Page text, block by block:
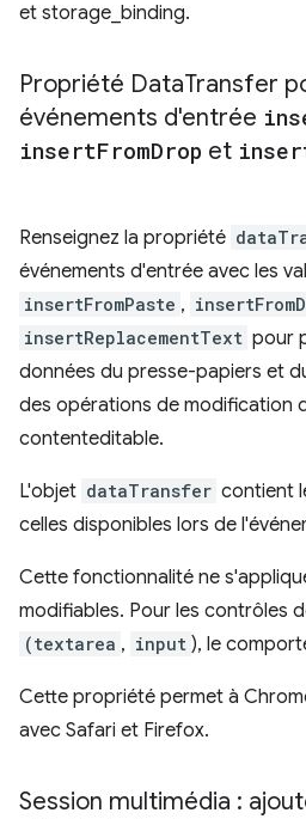
et storage_binding.
Propriété DataTransfer
événements d'entrée
insertFromDrop et
Renseignez la propriété
événements d'entrée avec les
insertFromPaste ,
insertReplacementText pour
données du presse-papiers et
des opérations de modification
contenteditable.
L'objet dataTransfer contient
celles disponibles lors de
Cette fonctionnalité ne
modifiables. Pour les contrôles
(textarea , input ), le
Cette propriété permet à
avec Safari et Firefox.
Session multimédia :